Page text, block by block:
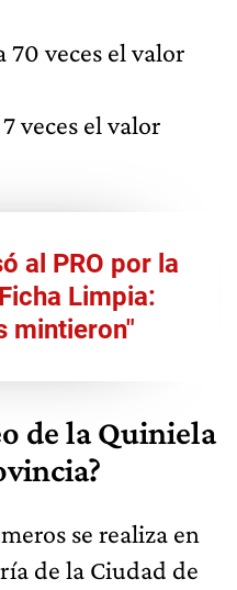
70 veces el valor
veces el valor
al PRO por la
Limpia:
mintieron"
de la Quiniela
se realiza en
de la Ciudad de